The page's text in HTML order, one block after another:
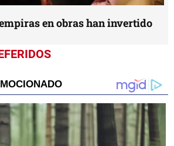
en obras han invertido